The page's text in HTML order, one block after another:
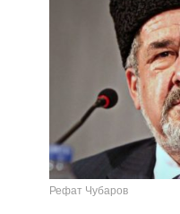
Рефат Чубаров